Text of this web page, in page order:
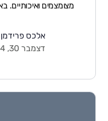
מצומצמים ואיכותיים.
אלכס פרידמן
דצמבר 30, 2024